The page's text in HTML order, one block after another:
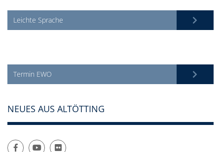
Leichte Sprache
Termin EWO
NEUES AUS ALTÖTTING